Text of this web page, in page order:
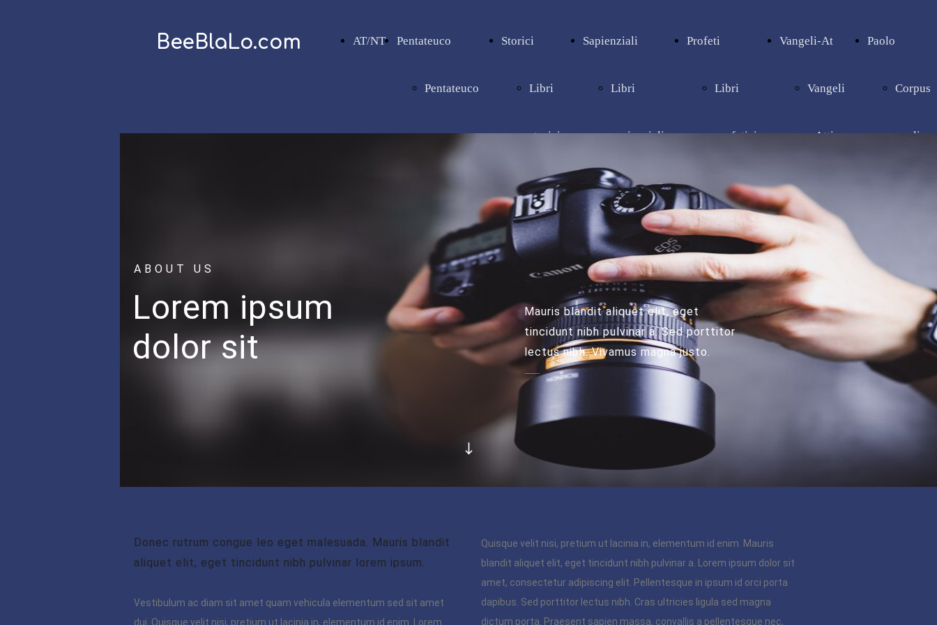
AT/NT Pentateuco
Pentateuco
Storici
Libri
storici
Sapienziali
Libri
sapienziali
Profeti
Libri
profetici
Vangeli-At
Vangeli
e Atti
Paolo
Corpus
paolino
BeeBlaLo.com
ABOUT US
Lorem ipsum
dolor sit
Mauris blandit aliquet elit, eget
tincidunt nibh pulvinar a. Sed porttitor
lectus nibh. Vivamus magna justo.
Donec rutrum congue leo eget malesuada. Mauris blandit
aliquet elit, eget tincidunt nibh pulvinar lorem ipsum.
Quisque velit nisi, pretium ut lacinia in, elementum id enim. Mauris
blandit aliquet elit, eget tincidunt nibh pulvinar a. Lorem ipsum dolor sit
amet, consectetur adipiscing elit. Pellentesque in ipsum id orci porta
dapibus. Sed porttitor lectus nibh. Cras ultricies ligula sed magna
dictum porta. Praesent sapien massa, convallis a pellentesque nec,
Vestibulum ac diam sit amet quam vehicula elementum sed sit amet
dui. Quisque velit nisi, pretium ut lacinia in, elementum id enim. Lorem